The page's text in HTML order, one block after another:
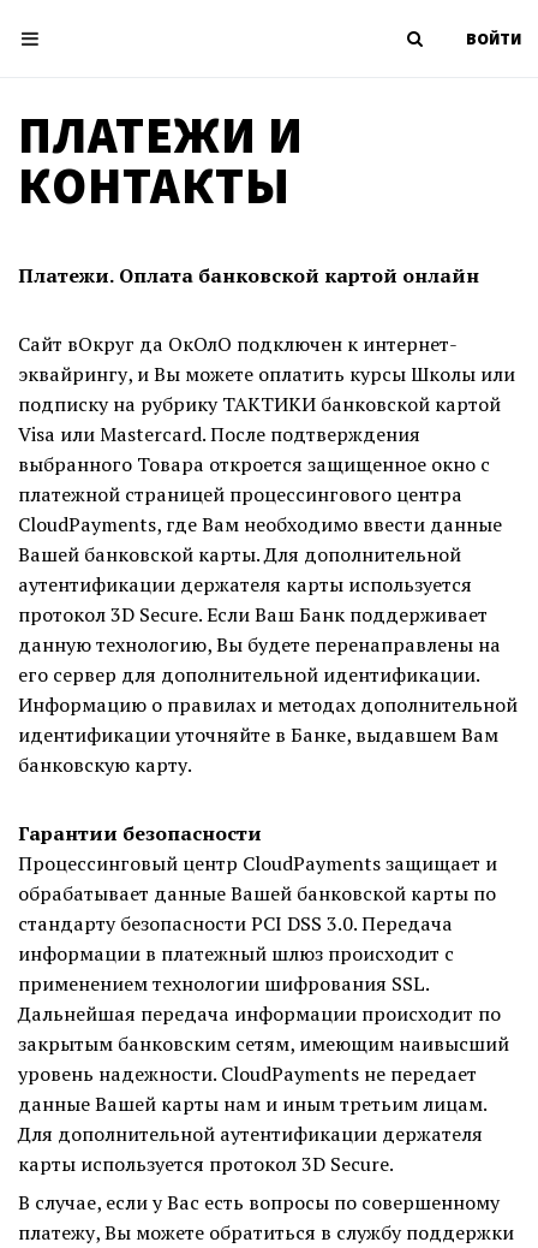
ВОЙТИ
ПЛАТЕЖИ И
КОНТАКТЫ
Платежи. Оплата банковской картой онлайн
Сайт вОкруг да ОкОлО подключен к интернет-
эквайрингу, и Вы можете оплатить курсы Школы или
подписку на рубрику ТАКТИКИ банковской картой
Visa или Mastercard. После подтверждения
выбранного Товара откроется защищенное окно с
платежной страницей процессингового центра
CloudPayments, где Вам необходимо ввести данные
Вашей банковской карты. Для дополнительной
аутентификации держателя карты используется
протокол 3D Secure. Если Ваш Банк поддерживает
данную технологию, Вы будете перенаправлены на
его сервер для дополнительной идентификации.
Информацию о правилах и методах дополнительной
идентификации уточняйте в Банке, выдавшем Вам
банковскую карту.
Гарантии безопасности
Процессинговый центр CloudPayments защищает и
обрабатывает данные Вашей банковской карты по
стандарту безопасности PCI DSS 3.0. Передача
информации в платежный шлюз происходит с
применением технологии шифрования SSL.
Дальнейшая передача информации происходит по
закрытым банковским сетям, имеющим наивысший
уровень надежности. CloudPayments не передает
данные Вашей карты нам и иным третьим лицам.
Для дополнительной аутентификации держателя
карты используется протокол 3D Secure.
В случае, если у Вас есть вопросы по совершенному
платежу, Вы можете обратиться в службу поддержки